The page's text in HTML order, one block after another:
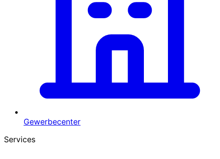
Gewerbecenter
Services